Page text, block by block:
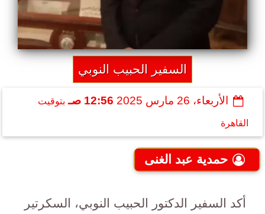
السفير الحبيب النوبي
الأربعاء، 26 مارس 2025 12:56 صـ بتوقيت
القاهرة
حمدية عبد الغنى
أكد السفير الدكتور الحبيب النوبي، السكرتير